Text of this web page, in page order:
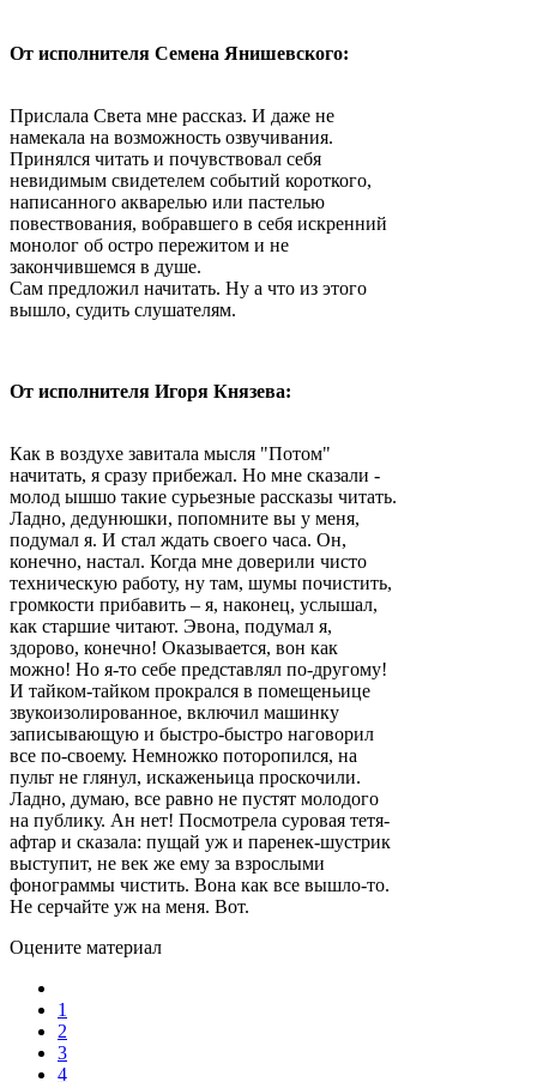
От исполнителя Семена Янишевского:
Прислала Света мне рассказ. И даже не
намекала на возможность озвучивания.
Принялся читать и почувствовал себя
невидимым свидетелем событий короткого,
написанного акварелью или пастелью
повествования, вобравшего в себя искренний
монолог об остро пережитом и не
закончившемся в душе.
Сам предложил начитать. Ну а что из этого
вышло, судить слушателям.
От исполнителя Игоря Князева:
Как в воздухе завитала мысля "Потом"
начитать, я сразу прибежал. Но мне сказали -
молод ышшо такие сурьезные рассказы читать.
Ладно, дедунюшки, попомните вы у меня,
подумал я. И стал ждать своего часа. Он,
конечно, настал. Когда мне доверили чисто
техническую работу, ну там, шумы почистить,
громкости прибавить – я, наконец, услышал,
как старшие читают. Эвона, подумал я,
здорово, конечно! Оказывается, вон как
можно! Но я-то себе представлял по-другому!
И тайком-тайком прокрался в помещеньице
звукоизолированное, включил машинку
записывающую и быстро-быстро наговорил
все по-своему. Немножко поторопился, на
пульт не глянул, искаженьица проскочили.
Ладно, думаю, все равно не пустят молодого
на публику. Ан нет! Посмотрела суровая тетя-
афтар и сказала: пущай уж и паренек-шустрик
выступит, не век же ему за взрослыми
фонограммы чистить. Вона как все вышло-то.
Не серчайте уж на меня. Вот.
Оцените материал
1
2
3
4